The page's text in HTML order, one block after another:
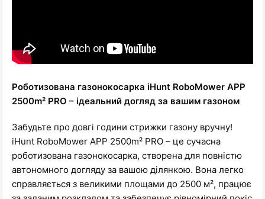
Роботизована газонокосарка iHunt RoboMower APP
2500m² PRO – ідеальний догляд за вашим газоном
Забудьте про довгі години стрижки газону вручну!
iHunt RoboMower APP 2500m² PRO – це сучасна
роботизована газонокосарка, створена для повністю
автономного догляду за вашою ділянкою. Вона легко
справляється з великими площами до 2500 м², працює